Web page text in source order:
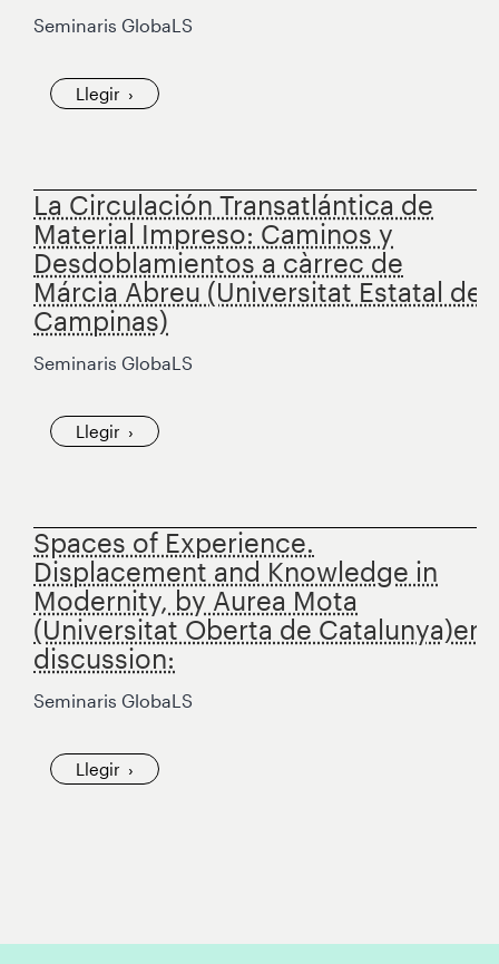
Seminaris GlobaLS
Llegir
La Circulación Transatlántica de
Material Impreso: Caminos y
Desdoblamientos a càrrec de
Márcia Abreu (Universitat Estatal de
Campinas)
Seminaris GlobaLS
Llegir
Spaces of Experience.
Displacement and Knowledge in
Modernity, by Aurea Mota
(Universitat Oberta de Catalunya)er
discussion:
Seminaris GlobaLS
Llegir